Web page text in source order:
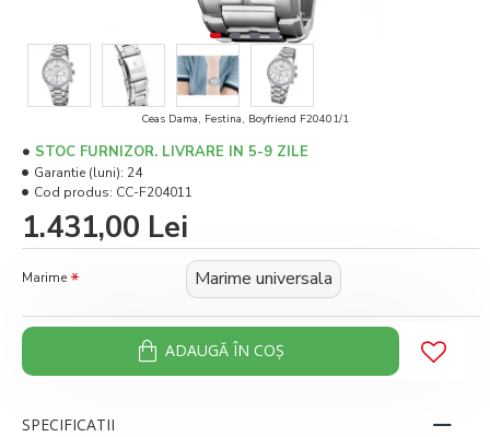
Ceas Dama, Festina, Boyfriend F20401/1
1.431,00 Lei
STOC FURNIZOR. LIVRARE IN 5-9 ZILE
Garantie (luni): 24
Cod produs: CC-F204011
Marime Marime universala
ADAUGĂ ÎN COŞ
SPECIFICATII